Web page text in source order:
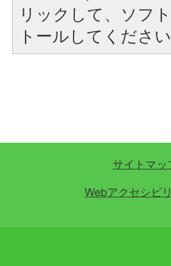
リックして、ソフ
トールしてください
サイトマッ
Webアクセシビ